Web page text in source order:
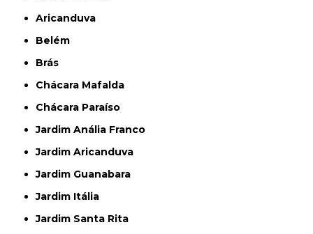
Aricanduva
Belém
Brás
Chácara Mafalda
Chácara Paraíso
Jardim Anália Franco
Jardim Aricanduva
Jardim Guanabara
Jardim Itália
Jardim Santa Rita